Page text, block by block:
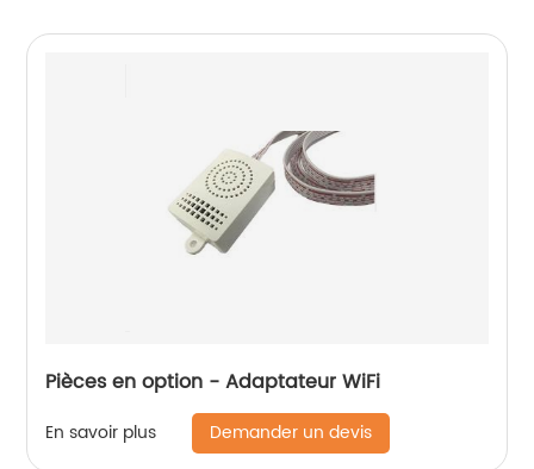
Pièces en option - Adaptateur WiFi
En savoir plus Demander un devis